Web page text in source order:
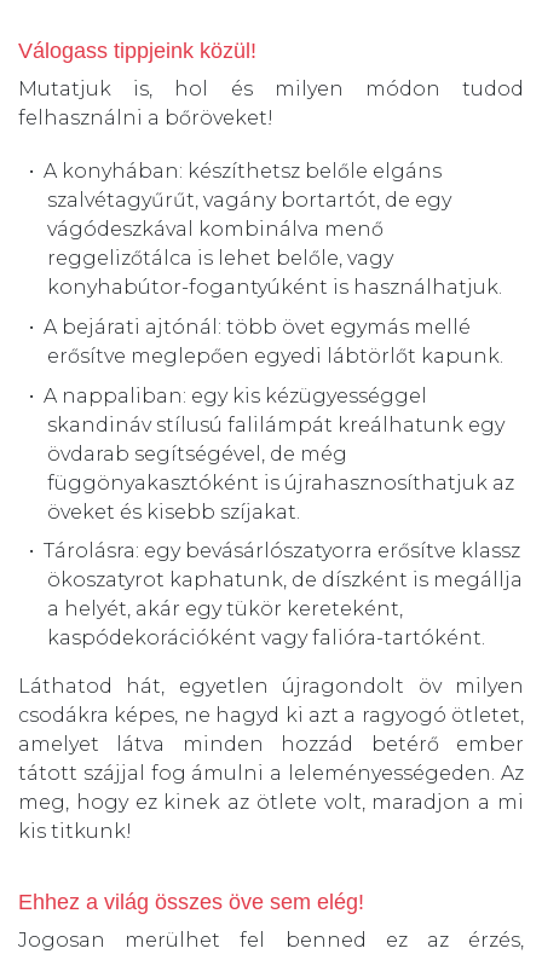
Válogass tippjeink közül!
Mutatjuk is, hol és milyen módon tudod
felhasználni a bőröveket!
A konyhában: készíthetsz belőle elgáns
szalvétagyűrűt, vagány bortartót, de egy
vágódeszkával kombinálva menő
reggelizőtálca is lehet belőle, vagy
konyhabútor-fogantyúként is használhatjuk.
A bejárati ajtónál: több övet egymás mellé
erősítve meglepően egyedi lábtörlőt kapunk.
A nappaliban: egy kis kézügyességgel
skandináv stílusú falilámpát kreálhatunk egy
övdarab segítségével, de még
függönyakasztóként is újrahasznosíthatjuk az
öveket és kisebb szíjakat.
Tárolásra: egy bevásárlószatyorra erősítve klassz
ökoszatyrot kaphatunk, de díszként is megállja
a helyét, akár egy tükör kereteként,
kaspódekorációként vagy falióra-tartóként.
Láthatod hát, egyetlen újragondolt öv milyen
csodákra képes, ne hagyd ki azt a ragyogó ötletet,
amelyet látva minden hozzád betérő ember
tátott szájjal fog ámulni a leleményességeden. Az
meg, hogy ez kinek az ötlete volt, maradjon a mi
kis titkunk!
Ehhez a világ összes öve sem elég!
Jogosan merülhet fel benned ez az érzés,